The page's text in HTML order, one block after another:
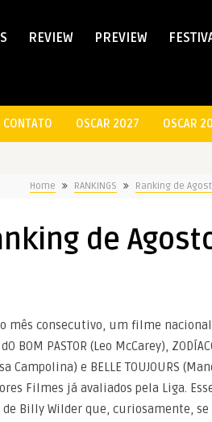
REVIEW PREVIEW
CONTATO OSCAR 2027 OSCAR
Home RANKINGS Ranking de
de
mês consecutivo, um filme
BOM PASTOR (Leo McCarey),
Campolina) e BELLE TOUJOURS
Filmes já avaliados pela Liga.
de Billy Wilder que, curiosamente,